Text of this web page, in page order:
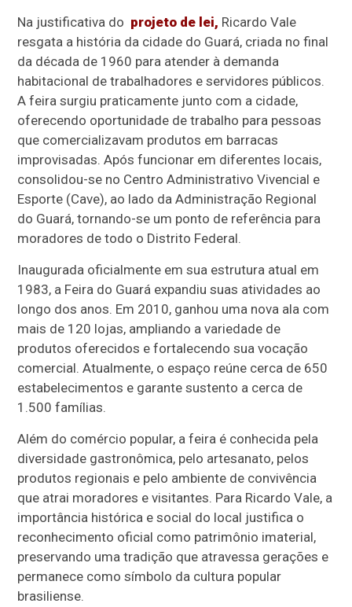
Na justificativa do projeto de lei, Ricardo Vale
resgata a história da cidade do Guará, criada no final
da década de 1960 para atender à demanda
habitacional de trabalhadores e servidores públicos.
A feira surgiu praticamente junto com a cidade,
oferecendo oportunidade de trabalho para pessoas
que comercializavam produtos em barracas
improvisadas. Após funcionar em diferentes locais,
consolidou-se no Centro Administrativo Vivencial e
Esporte (Cave), ao lado da Administração Regional
do Guará, tornando-se um ponto de referência para
moradores de todo o Distrito Federal.
Inaugurada oficialmente em sua estrutura atual em
1983, a Feira do Guará expandiu suas atividades ao
longo dos anos. Em 2010, ganhou uma nova ala com
mais de 120 lojas, ampliando a variedade de
produtos oferecidos e fortalecendo sua vocação
comercial. Atualmente, o espaço reúne cerca de 650
estabelecimentos e garante sustento a cerca de
1.500 famílias.
Além do comércio popular, a feira é conhecida pela
diversidade gastronômica, pelo artesanato, pelos
produtos regionais e pelo ambiente de convivência
que atrai moradores e visitantes. Para Ricardo Vale, a
importância histórica e social do local justifica o
reconhecimento oficial como patrimônio imaterial,
preservando uma tradição que atravessa gerações e
permanece como símbolo da cultura popular
brasiliense.